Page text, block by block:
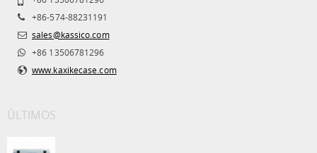
+86-574-88231191
sales@kassico.com
+86 13506781296
www.kaxikecase.com
ÚLTIMOS